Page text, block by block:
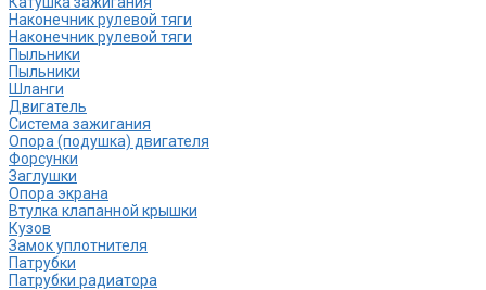
Наконечник рулевой тяги
Наконечник рулевой тяги
Пыльники
Пыльники
Шланги
Двигатель
Система зажигания
Опора (подушка) двигателя
Форсунки
Заглушки
Опора экрана
Втулка клапанной крышки
Кузов
Замок уплотнителя
Патрубки
Патрубки радиатора